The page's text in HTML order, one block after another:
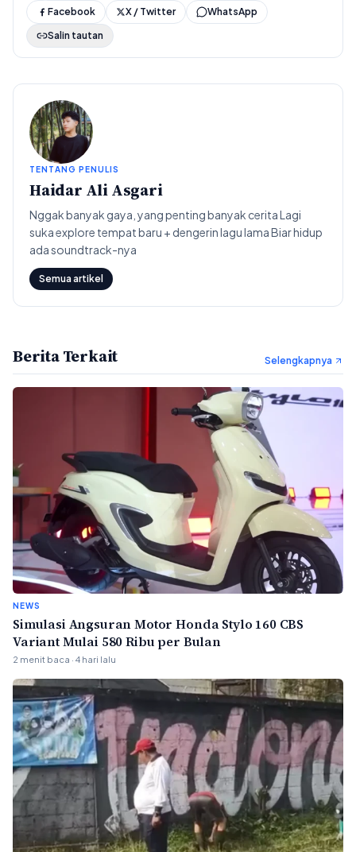
Facebook X / Twitter
WhatsApp
Salin tautan
TENTANG PENULIS
Haidar Ali Asgari
Nggak banyak gaya, yang penting banyak cerita Lagi
suka explore tempat baru + dengerin lagu lama Biar hidup
ada soundtrack-nya
Semua artikel
Berita Terkait Selengkapnya
NEWS
Simulasi Angsuran Motor Honda Stylo 160 CBS
Variant Mulai 580 Ribu per Bulan
2 menit baca · 4 hari lalu